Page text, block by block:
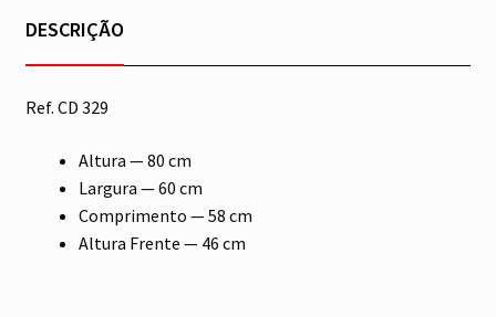
DESCRIÇÃO
Ref. CD 329
Altura — 80 cm
Largura — 60 cm
Comprimento — 58 cm
Altura Frente — 46 cm